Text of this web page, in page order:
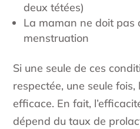
deux tétées)
La maman ne doit pas
menstruation
Si une seule de ces
respectée, une seule fois,
efficace. En fait,
dépend du taux de